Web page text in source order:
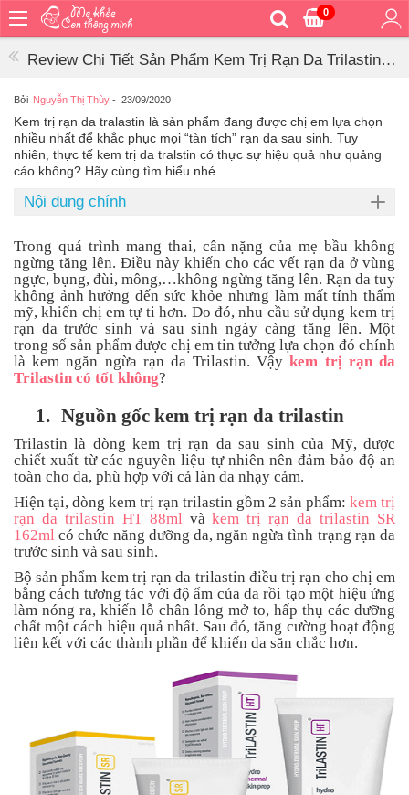
0
chủ
ăn
Bé
vệ
sinh
Bé
mặc
Bé
đi
ra
ngoài
Bé
ngủ
Bé
toàn
Bé
tắm
Bé
chơi
mà
Dành
cho
mẹ
dùng
trong
Review Chi Tiết Sản Phẩm Kem Trị Rạn Da Trilastin
Bởi Nguyễn Thị Thùy - 23/09/2020
Kem trị rạn da tralastin là sản phẩm đang được chị em lựa chọn
nhiều nhất để khắc phục mọi “tàn tích” rạn da sau sinh. Tuy
nhiên, thực tế kem trị da tralstin có thực sự hiệu quả như quảng
cáo không? Hãy cùng tìm hiểu nhé.
Nội dung chính
Trong quá trình mang thai, cân nặng của mẹ bầu không
ngừng tăng lên. Điều này khiến cho các vết rạn da ở vùng
ngực, bụng, đùi, mông,…không ngừng tăng lên. Rạn da tuy
không ảnh hưởng đến sức khỏe nhưng làm mất tính thẩm
mỹ, khiến chị em tự ti hơn. Do đó, nhu cầu sử dụng kem trị
rạn da trước sinh và sau sinh ngày càng tăng lên. Một
trong số sản phẩm được chị em tin tưởng lựa chọn đó chính
là kem ngăn ngừa rạn da Trilastin. Vậykem trị rạn da
Trilastin có tốt không?
1. Nguồn gốc kem trị rạn da trilastin
Trilastin là dòng kem trị rạn da sau sinh của Mỹ, được
chiết xuất từ các nguyên liệu tự nhiên nên đảm bảo độ an
toàn cho da, phù hợp với cả làn da nhạy cảm.
Hiện tại, dòng kem trị rạn trilastin gồm 2 sản phẩm: kem trị
rạn da trilastin HT 88mlvàkem trị rạn da trilastin SR
162ml có chức năng dưỡng da, ngăn ngừa tình trạng rạn da
trước sinh và sau sinh.
Bộ sản phẩm kem trị rạn da trilastin điều trị rạn cho chị em
bằng cách tương tác với độ ẩm của da rồi tạo một hiệu ứng
làm nóng ra, khiến lỗ chân lông mở to, hấp thụ các dưỡng
chất một cách hiệu quả nhất. Sau đó, tăng cường hoạt động
liên kết với các thành phần để khiến da săn chắc hơn.